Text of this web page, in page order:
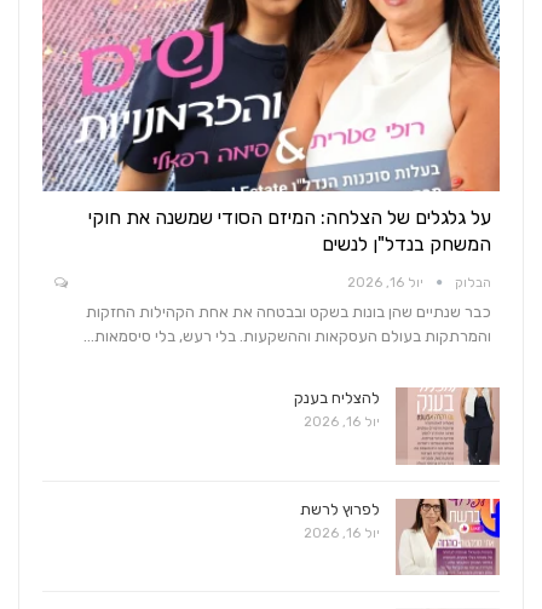
על גלגלים של הצלחה: המיזם הסודי שמשנה את חוקי
המשחק בנדל"ן לנשים
הבלוק יול 16, 2026
כבר שנתיים שהן בונות בשקט ובבטחה את אחת הקהילות החזקות
והמרתקות בעולם העסקאות וההשקעות. בלי רעש, בלי סיסמאות…
להצליח בענק
יול 16, 2026
לפרוץ לרשת
יול 16, 2026